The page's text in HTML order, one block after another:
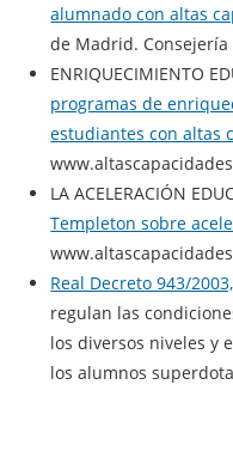
alumnado con altas
de Madrid. Consejería
ENRIQUECIMIENTO
programas de
estudiantes con altas
LA ACELERACIÓN
Templeton sobre
Real Decreto 943/
regulan las
los diversos niveles y
los alumnos